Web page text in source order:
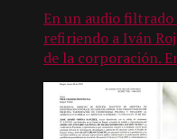
En un audio filtrado
refiriendo a Iván
de la corporación.